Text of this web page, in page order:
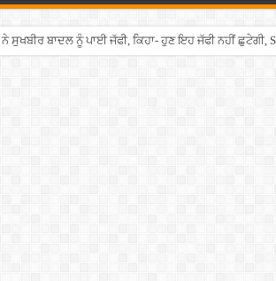
ਸੁਖਬੀਰ ਬਾਦਲ ਨੂੰ ਪਾਈ ਜੱਫੀ, ਕਿਹਾ- ਹੁਣ ਇਹ ਜੱਫੀ ਨਹੀਂ ਛੁਟੇਗੀ,
”ਚ ਕਿਸੇ ਦਾ ਹੋਇਆ ਢਿੱਡ ਖਰਾਬ, ਗੈਸ ਛੱਡਦੇ ਹੀ ਖਾਲੀ ਹੋ ਗਿਆ